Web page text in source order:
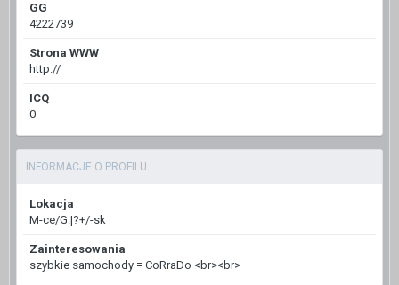
GG
4222739
Strona WWW
http://
ICQ
0
INFORMACJE O PROFILU
Lokacja
M-ce/G.|?+/-sk
Zainteresowania
szybkie samochody = CoRraDo <br><br>